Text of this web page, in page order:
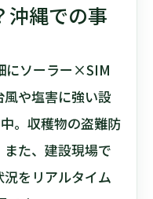
沖縄での事
にソーラー×SIM
や塩害に強い設
。収穫物の盗難防
た、建設現場で
をリアルタイム